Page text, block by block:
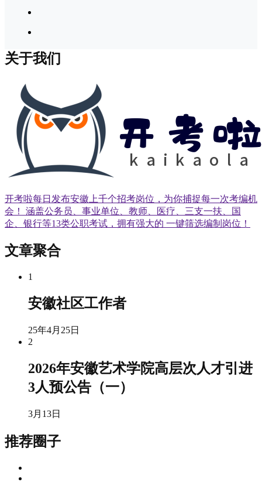
关于我们
开考啦每日发布安徽上千个招考岗位，为你捕捉每一次考编机
会！ 涵盖公务员、事业单位、教师、医疗、三支一扶、国
企、银行等13类公职考试，拥有强大的 一键筛选编制岗位！
文章聚合
1
安徽社区工作者
25年4月25日
2
2026年安徽艺术学院高层次人才引进
3人预公告（一）
3月13日
推荐圈子